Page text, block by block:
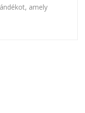
amely